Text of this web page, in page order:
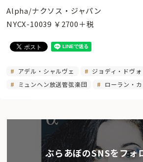
Alpha/ナクソス・ジャパン
NYCX-10039 ￥2700＋税
アデル・シャルヴェ
ジョディ・ドヴォ
ミュンヘン放送管弦楽団
ローラン・
ぶらあぼのSNSをフォ